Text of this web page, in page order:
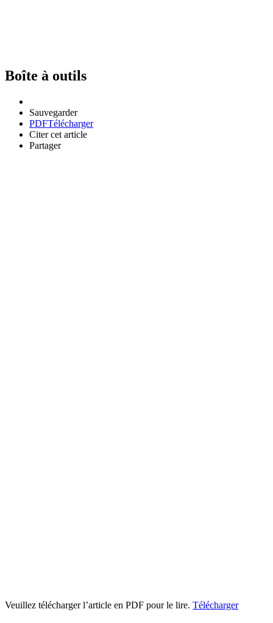
Boîte à outils
Sauvegarder
PDFTélécharger
Citer cet article
Partager
Veuillez télécharger l’article en PDF pour le lire. Télécharger